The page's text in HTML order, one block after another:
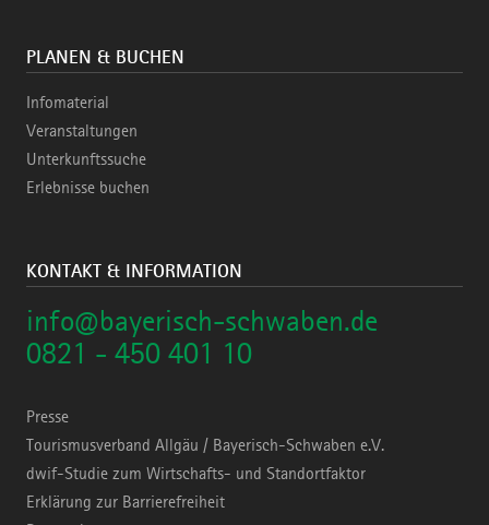
PLANEN & BUCHEN
Infomaterial
Veranstaltungen
Unterkunftssuche
Erlebnisse buchen
KONTAKT & INFORMATION
info@bayerisch-schwaben.de
0821 - 450 401 10
Presse
Tourismusverband Allgäu / Bayerisch-Schwaben e.V.
dwif-Studie zum Wirtschafts- und Standortfaktor
Erklärung zur Barrierefreiheit